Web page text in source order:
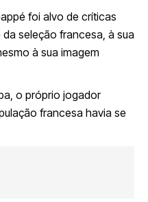
foi alvo de críticas
seleção francesa, à sua
à sua imagem
o próprio jogador
francesa havia se